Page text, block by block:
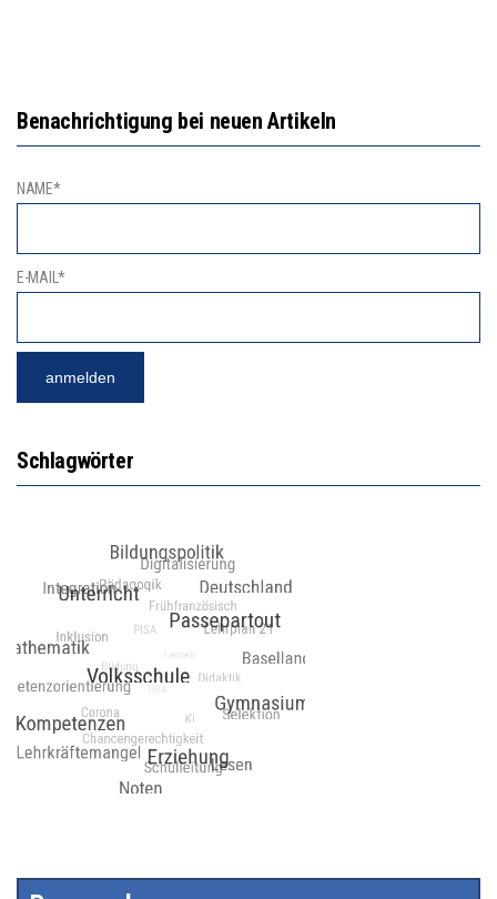
Benachrichtigung bei neuen Artikeln
NAME*
E-MAIL*
Schlagwörter